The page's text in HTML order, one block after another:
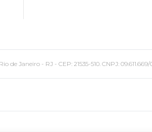
Janeiro - RJ - CEP: 21535-510. CNPJ: 09.611.669/